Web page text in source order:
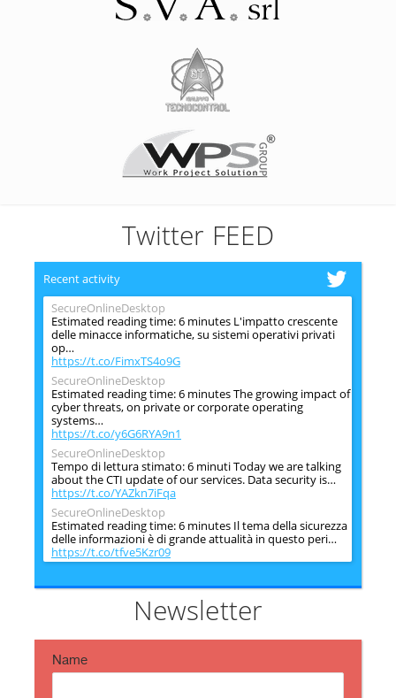
Twitter FEED
Recent activity
SecureOnlineDesktop
Estimated reading time: 6 minutes L'impatto crescente
delle minacce informatiche, su sistemi operativi privati
op…
https://t.co/FimxTS4o9G
SecureOnlineDesktop
Estimated reading time: 6 minutes The growing impact of
cyber threats, on private or corporate operating
systems…
https://t.co/y6G6RYA9n1
SecureOnlineDesktop
Tempo di lettura stimato: 6 minuti Today we are talking
about the CTI update of our services. Data security is…
https://t.co/YAZkn7iFqa
SecureOnlineDesktop
Estimated reading time: 6 minutes Il tema della sicurezza
delle informazioni è di grande attualità in questo peri…
https://t.co/tfve5Kzr09
Estimated reading time: 6 minutes The issue of
information security is very topical in this historical
https://t.co/TP8gvdRcrFNewsletter
Name